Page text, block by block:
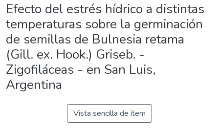
Efecto del estrés hídrico a distintas
temperaturas sobre la germinación
de semillas de Bulnesia retama
(Gill. ex. Hook.) Griseb. -
Zigofiláceas - en San Luis,
Argentina
Vista sencilla de ítem